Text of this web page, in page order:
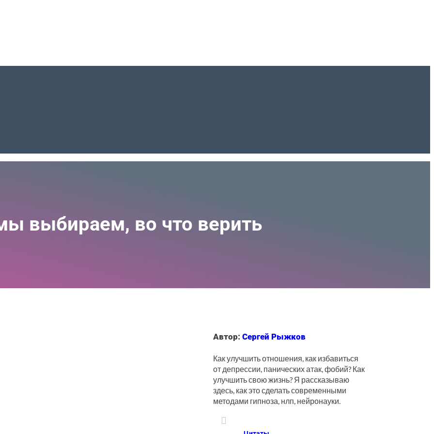
выбираем, во что верить
Автор: Сергей Рыжков
Как улучшить отношения, как избавиться
от депрессии, панических атак, фобий? Как
улучшить свою жизнь? Я рассказываю
здесь, как это сделать современными
методами гипноза, нлп, нейронауки.
